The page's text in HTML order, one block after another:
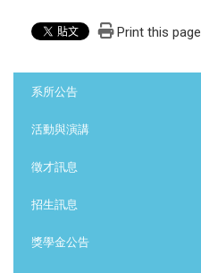
Print this page
系所公告
活動與演講
徵才訊息
招生訊息
獎學金公告